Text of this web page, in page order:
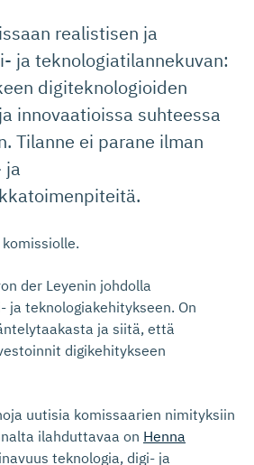
realistisen ja
ja teknologiatilannekuvan:
digiteknologioiden
innovaatioissa suhteessa
Tilanne ei parane ilman
ja
der Leyenin johdolla
ja teknologiakehitykseen. On
ja siitä, että
digikehitykseen
uutisia komissaarien nimityksiin
ilahduttavaa on Henna
teknologia, digi- ja